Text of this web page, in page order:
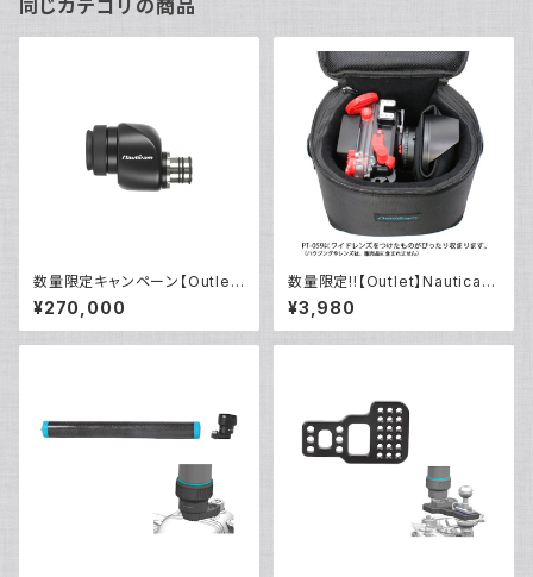
同じカテゴリの商品
数量限定キャンペーン【Outlet/
展示使用品】Nauticam NA ウ
ルトラビューファインダー180 ×
0.8 [21400]
¥270,000
数量限定!!【Outlet】Nauticam
NA ハウジングキャリングバッグ
MS
¥3,980